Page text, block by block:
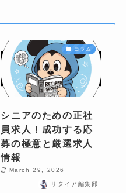
コラム
シニアのための正社
員求人！成功する応
募の極意と厳選求人
情報
March 29, 2026
リタイア編集部